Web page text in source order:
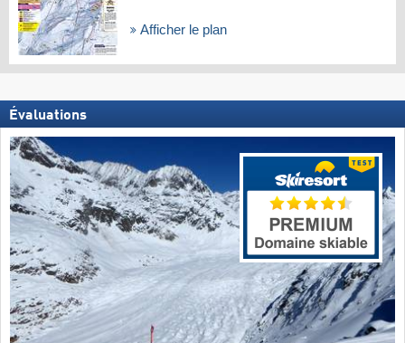
Afficher le plan
Évaluations